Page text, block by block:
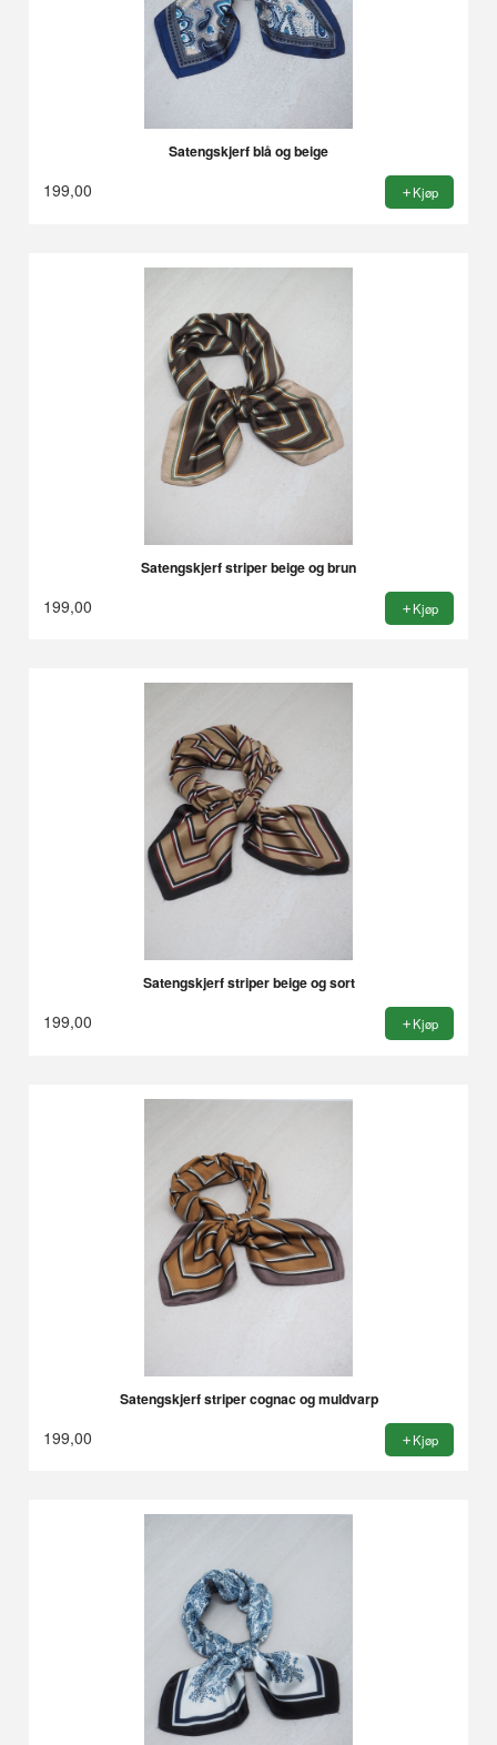
Satengskjerf blå og beige
199,00 Kjøp
Satengskjerf striper beige og brun
199,00 Kjøp
Satengskjerf striper beige og sort
199,00 Kjøp
Satengskjerf striper cognac og muldvarp
199,00 Kjøp